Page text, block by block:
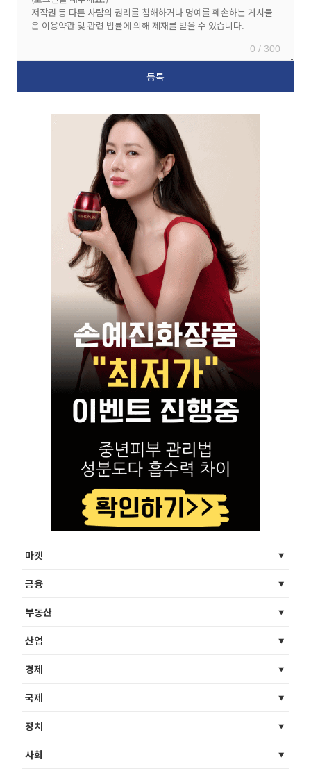
0 / 300
마켓
금융
부동산
산업
경제
국제
정치
사회